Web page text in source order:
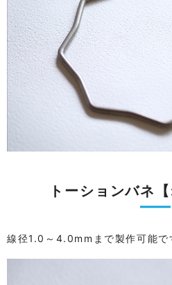
トーションバネ
線径1.0～4.0mmまで製作可能で